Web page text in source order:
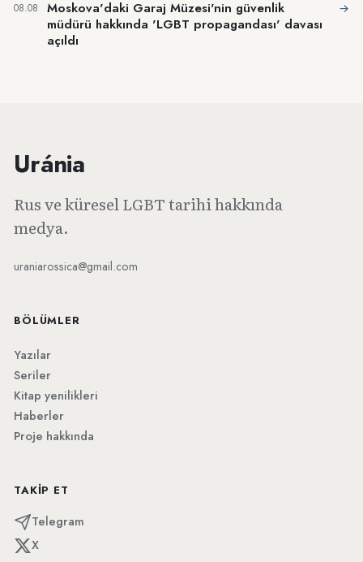
08.08
Moskova'daki Garaj Müzesi'nin güvenlik
müdürü hakkında 'LGBT propagandası' davası
açıldı
→
Uránia
Rus ve küresel LGBT tarihi hakkında
medya.
uraniarossica@gmail.com
BÖLÜMLER
Yazılar
Seriler
Kitap yenilikleri
Haberler
Proje hakkında
TAKIP ET
Telegram
X